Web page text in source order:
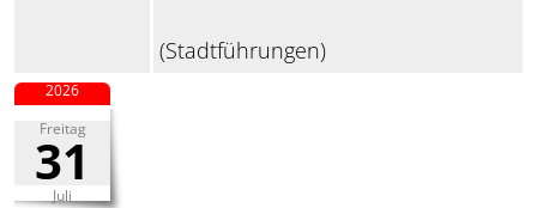
(Stadtführungen)
Freitag
31
Juli
2026